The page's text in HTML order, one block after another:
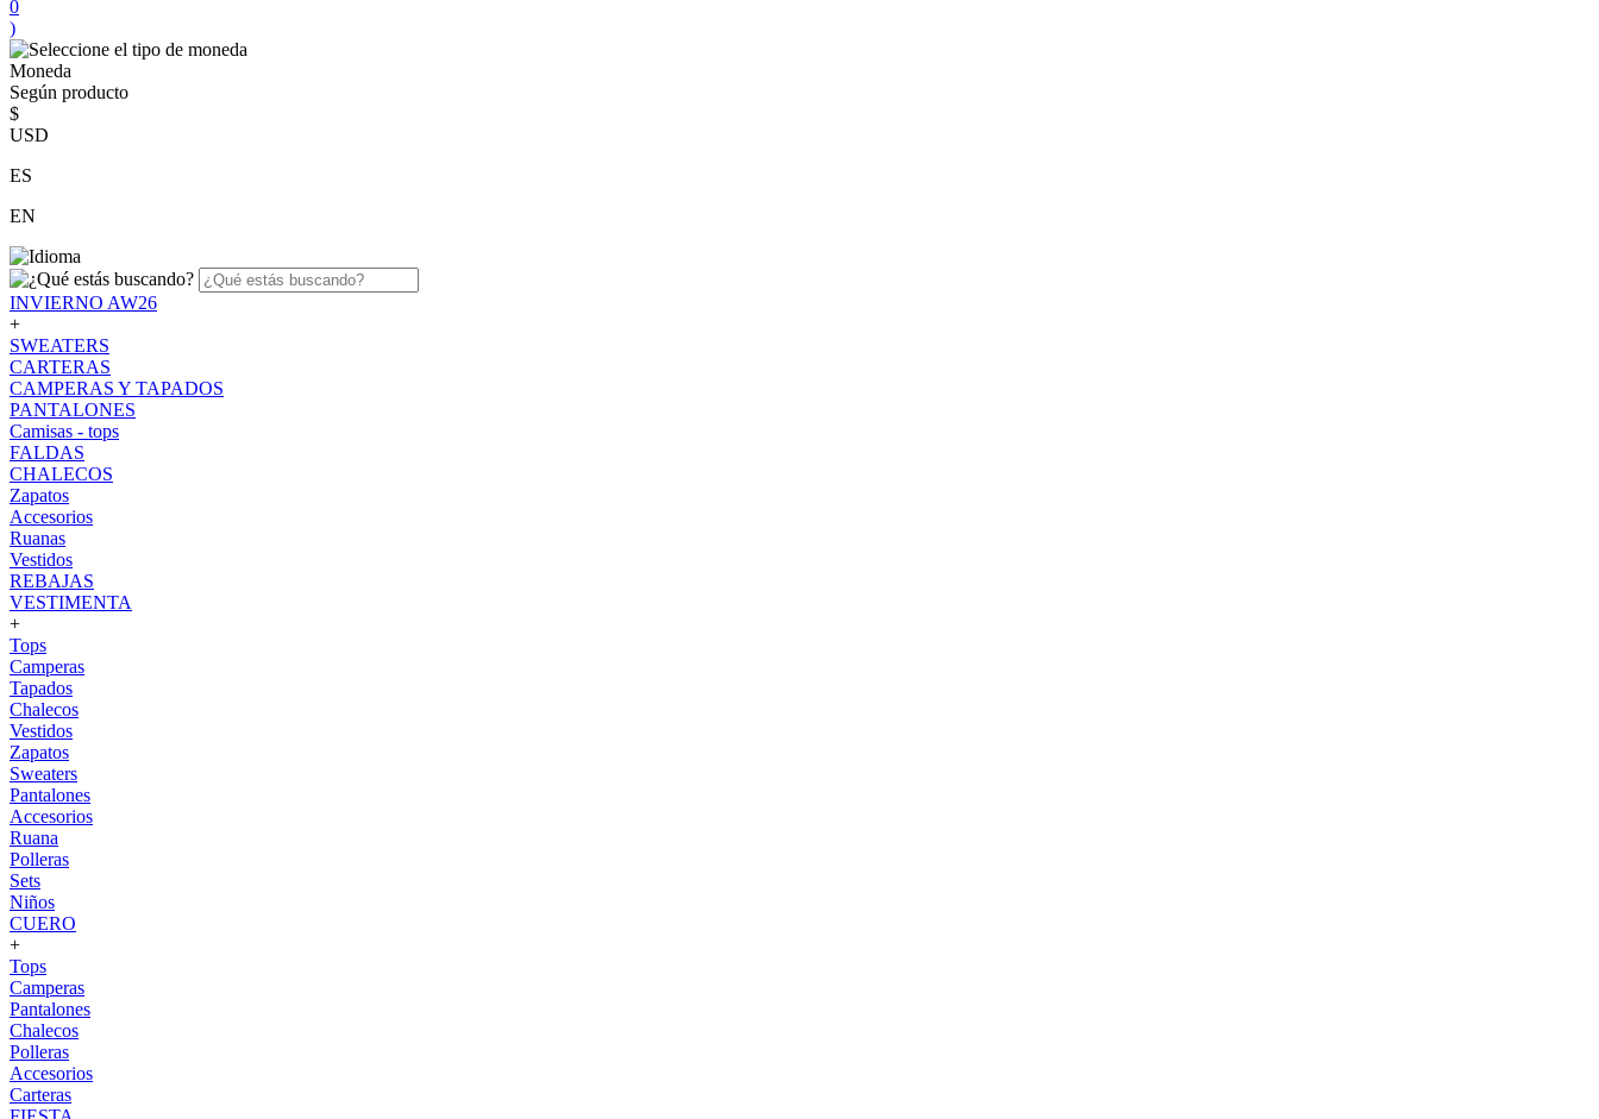
0
)
Moneda
Según producto
$
USD
ES
EN
INVIERNO AW26
+
SWEATERS
CARTERAS
CAMPERAS Y TAPADOS
PANTALONES
Camisas - tops
FALDAS
CHALECOS
Zapatos
Accesorios
Ruanas
Vestidos
REBAJAS
VESTIMENTA
+
Tops
Camperas
Tapados
Chalecos
Vestidos
Zapatos
Sweaters
Pantalones
Accesorios
Ruana
Polleras
Sets
Niños
CUERO
+
Tops
Camperas
Pantalones
Chalecos
Polleras
Accesorios
Carteras